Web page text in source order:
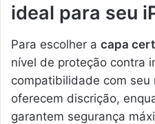
ideal para seu
Para escolher a capa
nível de proteção contra
compatibilidade com seu
oferecem discrição,
garantem segurança